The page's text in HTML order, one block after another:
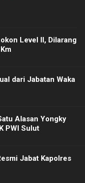
Level II, Dilarang
dari Jabatan Waka
Alasan Yongky
PWI Sulut
Jabat Kapolres